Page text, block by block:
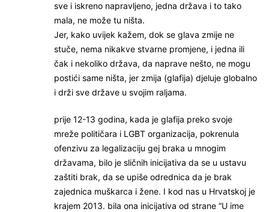
sve i iskreno napravljeno, jedna država i to tako
mala, ne može tu ništa.
Jer, kako uvijek kažem, dok se glava zmije ne
stuče, nema nikakve stvarne promjene, i jedna ili
čak i nekoliko država, da naprave nešto, ne mogu
postići same ništa, jer zmija (glafija) djeluje globalno
i drži sve države u svojim raljama.
prije 12-13 godina, kada je glafija preko svoje
mreže političara i LGBT organizacija, pokrenula
ofenzivu za legalizaciju gej braka u mnogim
državama, bilo je sličnih inicijativa da se u ustavu
zaštiti brak, da se upiše odrednica da je brak
zajednica muškarca i žene. I kod nas u Hrvatskoj je
krajem 2013. bila ona inicijativa od strane “U ime